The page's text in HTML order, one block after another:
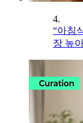
4.
“아침
장 높